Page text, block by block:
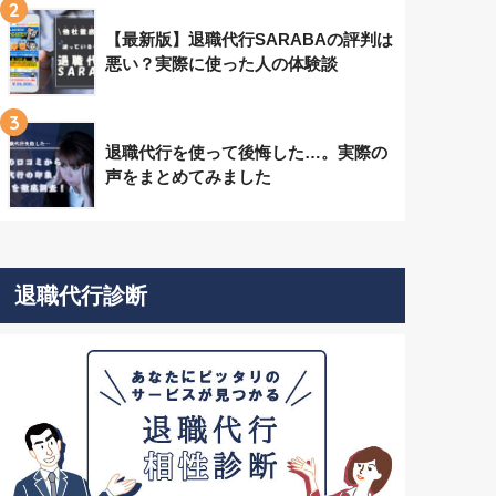
2
【最新版】退職代行SARABAの評判は
悪い？実際に使った人の体験談
3
退職代行を使って後悔した…。実際の
声をまとめてみました
退職代行診断